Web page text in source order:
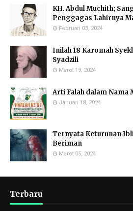
KH. Abdul Muchith;
Penggagas Lahirnya
Februari 03, 2024
Inilah 18 Karomah
Syadzili
Maret 19, 2024
Arti Falah dalam Nama
Januari 18, 2024
Ternyata Keturunan
Beriman
Maret 05, 2024
Terbaru